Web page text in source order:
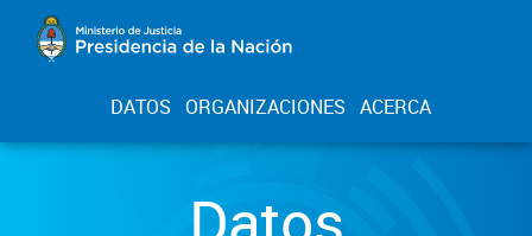
DATOS ORGANIZACIONES ACERCA